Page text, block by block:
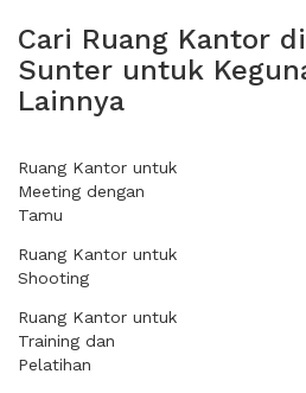
Cari Ruang Kantor di
Sunter untuk
Lainnya
Ruang Kantor untuk
Meeting dengan
Tamu
Ruang Kantor untuk
Shooting
Ruang Kantor untuk
Training dan
Pelatihan